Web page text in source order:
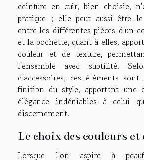
ceinture en cuir, bien choisie,
pratique ; elle peut aussi être
entre les différentes pièces d'un
et la pochette, quant à elles,
couleur et de texture,
l'ensemble avec subtilité.
d'accessoires, ces éléments
finition du style, apportant une
élégance indéniables à celui
discernement.
Le choix des couleurs
Lorsque l'on aspire à